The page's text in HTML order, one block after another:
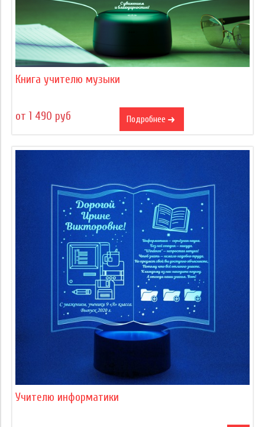
Книга учителю музыки
от 1 490 руб Подробнее
Учителю информатики